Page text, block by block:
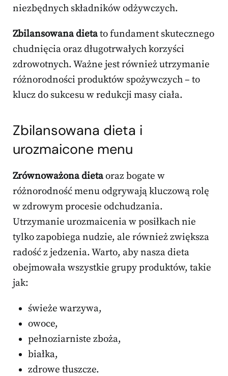
niezbędnych składników odżywczych.
Zbilansowana dietato fundament skutecznego
chudnięcia oraz długotrwałych korzyści
zdrowotnych. Ważne jest również utrzymanie
różnorodności produktów spożywczych – to
klucz do sukcesu w redukcji masy ciała.
Zbilansowana dieta i
urozmaicone menu
Zrównoważona dietaoraz bogate w
różnorodność menu odgrywają kluczową rolę
w zdrowym procesie odchudzania.
Utrzymanie urozmaicenia w posiłkach nie
tylko zapobiega nudzie, ale również zwiększa
radość z jedzenia. Warto, aby nasza dieta
obejmowała wszystkie grupy produktów, takie
jak:
świeże warzywa,
owoce,
pełnoziarniste zboża,
białka,
zdrowe tłuszcze.